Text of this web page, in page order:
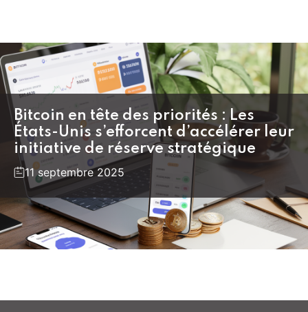
Bitcoin en tête des priorités : Les
États-Unis s’efforcent d’accélérer leur
initiative de réserve stratégique
11 septembre 2025